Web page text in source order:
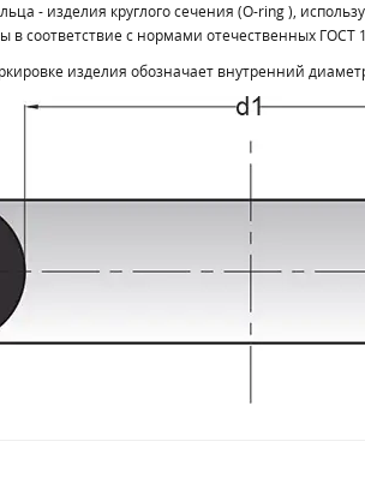
- изделия круглого сечения (O-ring ),
в соответствие с нормами отечественных
изделия обозначает внутренний